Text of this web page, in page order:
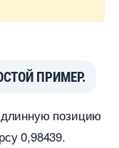
ПРИМЕР.
позицию
0,98439.